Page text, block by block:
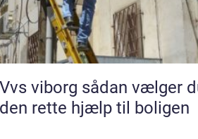
Vvs viborg sådan vælger du
den rette hjælp til boligen